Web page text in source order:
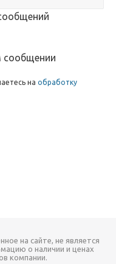
сообщении
на обработку
на сайте, не является
о наличии и ценах
компании.